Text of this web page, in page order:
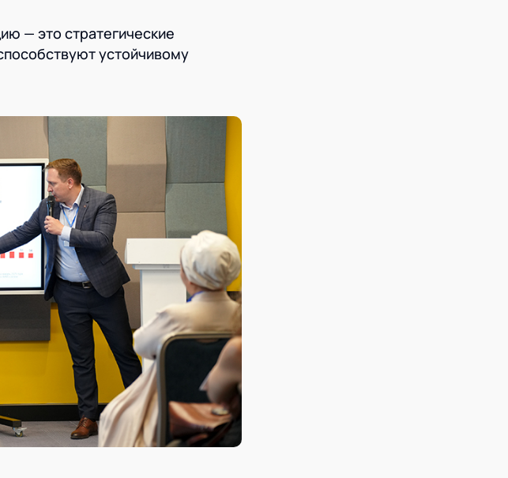
— это стратегические
устойчивому